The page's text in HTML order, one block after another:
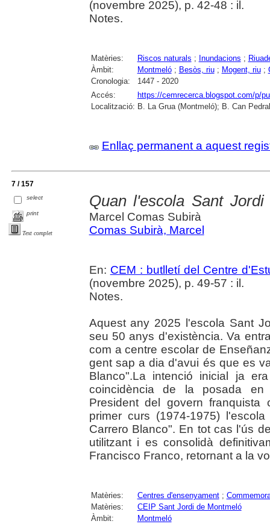
(novembre 2025), p. 42-48 : il.
Notes.
Matèries: Riscos naturals ; Inundacions ;
Àmbit:
Montmeló; Besòs, riu; Mogent, riu;
Cronologia:
1447 - 2020
Accés:
https://cemrecerca.blogspot.com/p/
Localització: B. La Grua (Montmeló); B. Can
Enllaç permanent a aquest
7 / 157
select
print
Text complet
Quan l'escola Sant
Marcel Comas Subirà
Comas Subirà, Marcel
En: CEM : butlletí del Centre
(novembre 2025), p. 49-57 : il.
Notes.
Aquest any 2025 l'escola Sant
seu 50 anys d'existència. Va
com a centre escolar de
gent sap a dia d'avui és que es
Blanco".La intenció inicial ja
coincidència de la posada en
President del govern
primer curs (1974-1975)
Carrero Blanco". En tot cas l'ús
utilitzant i es consolidà
Francisco Franco, retornant a la
Matèries: Centres d'ensenyament;
Matèries:
CEIP Sant Jordi de Montmeló
Àmbit:
Montmeló